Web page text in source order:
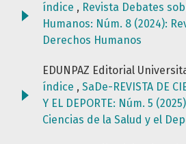
índice , Revista Debates
Humanos: Núm. 8 (2024):
Derechos Humanos
EDUNPAZ Editorial
índice , SaDe-REVISTA DE
Y EL DEPORTE: Núm. 5
Ciencias de la Salud y el